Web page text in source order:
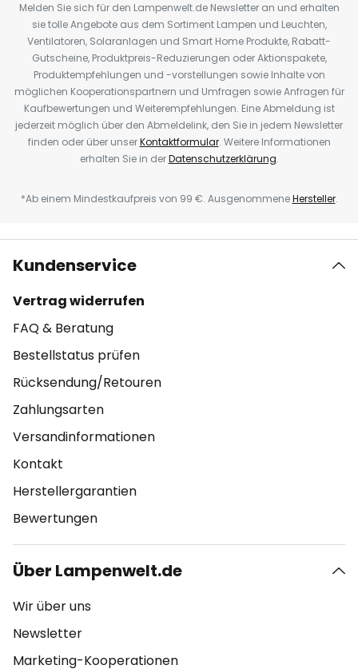
Melden Sie sich für den Lampenwelt.de Newsletter an und erhalten
sie tolle Angebote aus dem Sortiment Lampen und Leuchten,
Ventilatoren, Solaranlagen und Smart Home Produkte, Rabatt-
Gutscheine, Produktpreis-Reduzierungen oder Aktionspakete,
Produktempfehlungen und -vorstellungen sowie Inhalte von
möglichen Kooperationspartnern und Umfragen sowie Anfragen für
Kaufbewertungen und Weiterempfehlungen. Eine Abmeldung ist
jederzeit möglich über den Abmeldelink, den Sie in jedem Newsletter
finden oder über unserKontaktformular. Weitere Informationen
erhalten Sie in derDatenschutzerklärung.
*Ab einem Mindestkaufpreis von 99 €. AusgenommeneHersteller.
Kundenservice
Vertrag widerrufen
FAQ & Beratung
Bestellstatus prüfen
Rücksendung/Retouren
Zahlungsarten
Versandinformationen
Kontakt
Herstellergarantien
Bewertungen
Über Lampenwelt.de
Wir über uns
Newsletter
Marketing-Kooperationen